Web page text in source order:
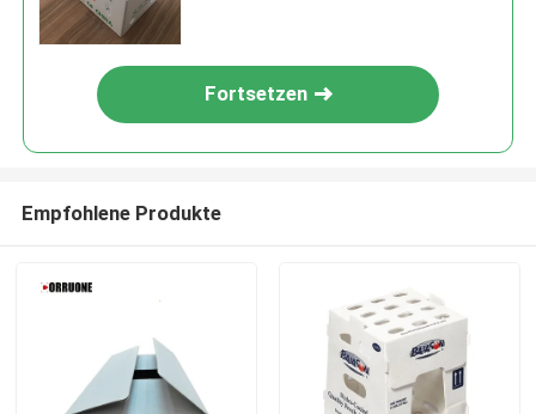
Fortsetzen
Empfohlene Produkte